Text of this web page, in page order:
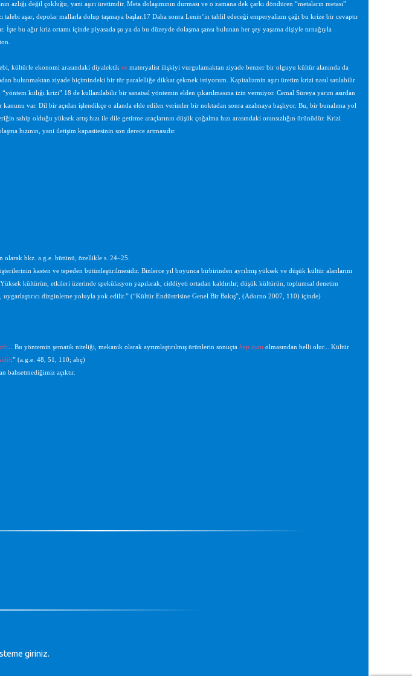
azlığı değil çokluğu, yani aşırı üretimdir. Meta dolaşımının durması ve o zamana dek çarkı döndüren “metaların metası”
talebi aşar, depolar mallarla dolup taşmaya başlar.17 Daha sonra Lenin’in tahlil edeceği emperyalizm çağı bu krize bir cevaptır
İşte bu ağır kriz ortamı içinde piyasada şu ya da bu düzeyde dolaşma şansı bulunan her şey yaşama dişiyle tırnağıyla
kültürle ekonomi arasındaki diyalektik ve materyalist ilişkiyi vurgulamaktan ziyade benzer bir olguyu kültür alanında da
bulunmaktan ziyade biçimindeki bir tür paralelliğe dikkat çekmek istiyorum. Kapitalizmin aşırı üretim krizi nasıl satılabilir
kıtlığı krizi” 18 de kullanılabilir bir sanatsal yöntemin elden çıkarılmasına izin vermiyor. Cemal Süreya yarım asırdan
var. Dil bir açıdan işlendikçe o alanda elde edilen verimler bir noktadan sonra azalmaya başlıyor. Bu, bir bunalıma yol
sahip olduğu yüksek artış hızı ile dile getirme araçlarının düşük çoğalma hızı arasındaki oransızlığın ürünüdür. Krizi
hızının, yani iletişim kapasitesinin son derece artmasıdır.
olarak bkz. a.g.e. bütünü, özellikle s. 24–25.
kasten ve tepeden bütünleştirilmesidir. Binlerce yıl boyunca birbirinden ayrılmış yüksek ve düşük kültür alanlarını
kültürün, etkileri üzerinde spekülasyon yapılarak, ciddiyeti ortadan kaldırılır; düşük kültürün, toplumsal denetim
uygarlaştırıcı dizginleme yoluyla yok edilir.” (“Kültür Endüstrisine Genel Bir Bakış”, (Adorno 2007, 110) içinde)
... Bu yöntemin şematik niteliği, mekanik olarak ayrımlaştırılmış ürünlerin sonuçta hep aynı olmasından belli olur... Kültür
.” (a.g.e. 48, 51, 110; abç)
bahsetmediğimiz açıktır.
giriniz.